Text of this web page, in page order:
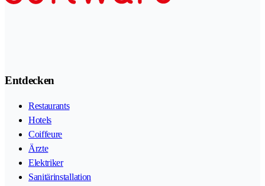
Entdecken
Restaurants
Hotels
Coiffeure
Ärzte
Elektriker
Sanitärinstallation